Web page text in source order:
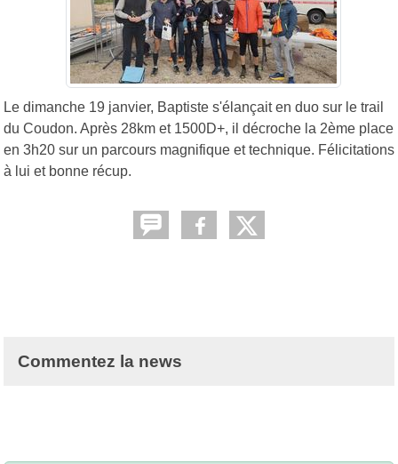
Le dimanche 19 janvier, Baptiste s'élançait en duo sur le trail
du Coudon. Après 28km et 1500D+, il décroche la 2ème place
en 3h20 sur un parcours magnifique et technique. Félicitations
à lui et bonne récup.
Commentez la news